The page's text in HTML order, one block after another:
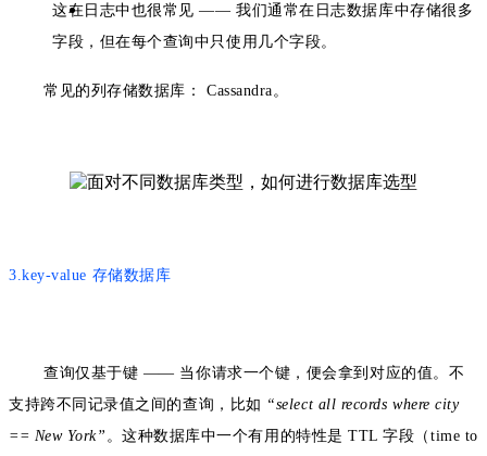
这在日志中也很常见 —— 我们通常在日志数据库中存储很多
字段，但在每个查询中只使用几个字段。
常见的列存储数据库： Cassandra。
3.key-value 存储数据库
查询仅基于键 —— 当你请求一个键，便会拿到对应的值。不
支持跨不同记录值之间的查询，比如 “select all records where city
== New York” 。这种数据库中一个有用的特性是 TTL 字段（time to